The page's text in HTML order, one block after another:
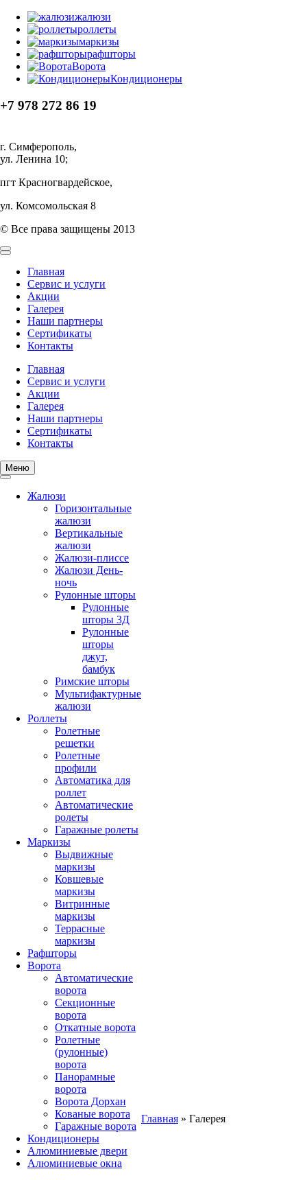
жалюзи
роллеты
маркизы
рафшторы
Ворота
Кондиционеры
+7 978 272 86 19
г. Симферополь,
ул. Ленина 10;
пгт Красногвардейское,
ул. Комсомольская 8
© Все права защищены 2013
Главная
Сервис и услуги
Акции
Галерея
Наши партнеры
Сертификаты
Контакты
Главная
Сервис и услуги
Акции
Галерея
Наши партнеры
Сертификаты
Контакты
Меню
Жалюзи
Горизонтальные
жалюзи
Вертикальные
жалюзи
Жалюзи-плиссе
Жалюзи День-
ночь
Рулонные шторы
Рулонные
шторы 3Д
Рулонные
шторы
джут,
бамбук
Римские шторы
Мультифактурные
жалюзи
Роллеты
Ролетные
решетки
Ролетные
профили
Автоматика для
роллет
Автоматические
ролеты
Гаражные ролеты
Маркизы
Выдвижные
маркизы
Ковшевые
маркизы
Витринные
маркизы
Террасные
маркизы
Рафшторы
Ворота
Автоматические
ворота
Секционные
ворота
Откатные ворота
Ролетные
(рулонные)
ворота
Панорамные
ворота
Ворота Дорхан
Кованые ворота
Гаражные ворота
Кондиционеры
Алюминиевые двери
Алюминиевые окна
Главная » Галерея